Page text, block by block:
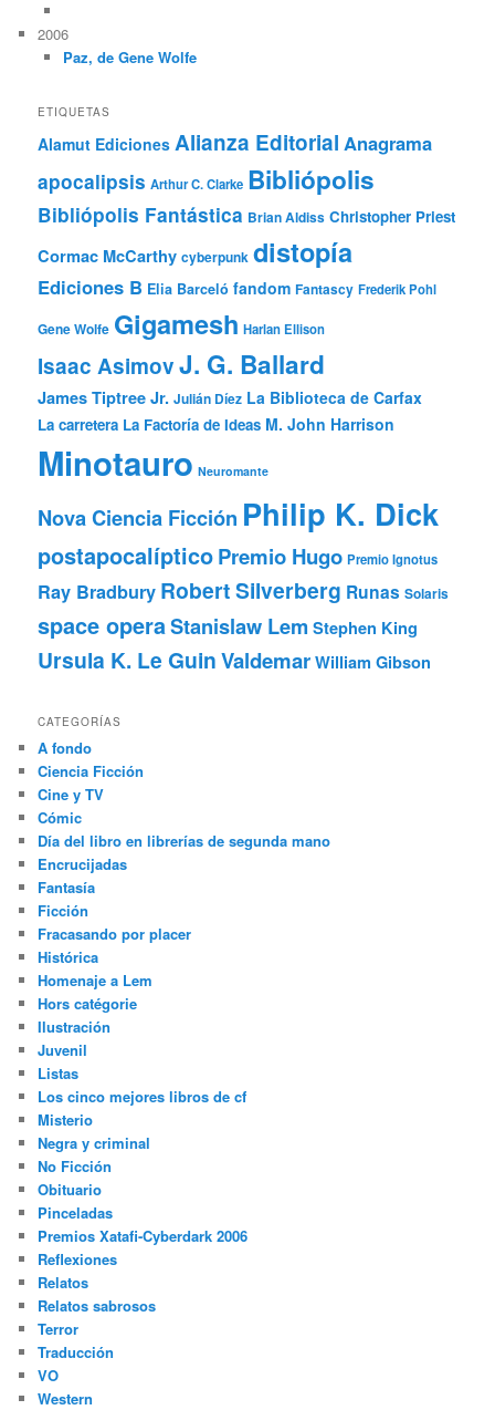
2006
Paz, de Gene Wolfe
ETIQUETAS
Alamut Ediciones Alianza Editorial Anagrama
apocalipsis Arthur C. Clarke Bibliópolis
Bibliópolis Fantástica Brian Aldiss Christopher Priest
Cormac McCarthy cyberpunk distopía
Ediciones B Elia Barceló fandom Fantascy Frederik Pohl
Gene Wolfe Gigamesh Harlan Ellison
Isaac AsimovJ. G. Ballard
James Tiptree Jr. Julián Díez La Biblioteca de Carfax
La carretera La Factoría de Ideas M. John Harrison
Minotauro Neuromante
Nova Ciencia Ficción Philip K. Dick
postapocalípticoPremio Hugo Premio Ignotus
Ray Bradbury Robert Silverberg Runas Solaris
space operaStanislaw Lem Stephen King
Ursula K. Le GuinValdemarWilliam Gibson
CATEGORÍAS
A fondo
Ciencia Ficción
Cine y TV
Cómic
Día del libro en librerías de segunda mano
Encrucijadas
Fantasía
Ficción
Fracasando por placer
Histórica
Homenaje a Lem
Hors catégorie
Ilustración
Juvenil
Listas
Los cinco mejores libros de cf
Misterio
Negra y criminal
No Ficción
Obituario
Pinceladas
Premios Xatafi-Cyberdark 2006
Reflexiones
Relatos
Relatos sabrosos
Terror
Traducción
VO
Western